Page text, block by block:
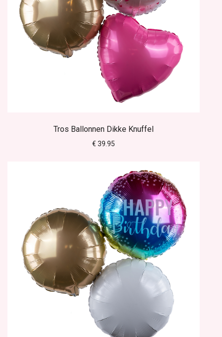
Tros Ballonnen Dikke Knuffel
€ 39.95